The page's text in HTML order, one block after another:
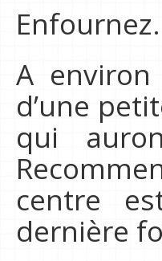
Enfournez.
A
d’une
qui
centre
dernière